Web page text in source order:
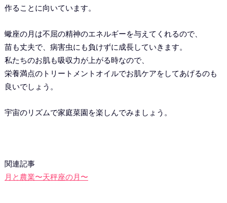
作ることに向いています。
蠍座の月は不屈の精神のエネルギーを与えてくれるので、
苗も丈夫で、病害虫にも負けずに成長していきます。
私たちのお肌も吸収力が上がる時なので、
栄養満点のトリートメントオイルでお肌ケアをしてあげるのも
良いでしょう。
宇宙のリズムで家庭菜園を楽しんでみましょう。
関連記事
月と農業〜天秤座の月〜